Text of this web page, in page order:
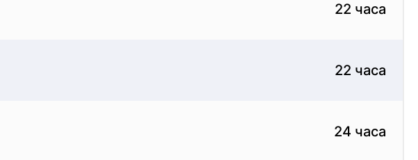
22 часа
22 часа
24 часа